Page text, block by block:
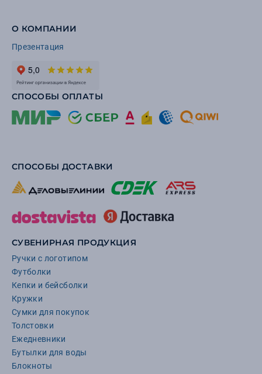
О КОМПАНИИ
Презентация
СПОСОБЫ ОПЛАТЫ
СПОСОБЫ ДОСТАВКИ
СУВЕНИРНАЯ ПРОДУКЦИЯ
Ручки с логотипом
Футболки
Кепки и бейсболки
Кружки
Сумки для покупок
Толстовки
Ежедневники
Бутылки для воды
Блокноты